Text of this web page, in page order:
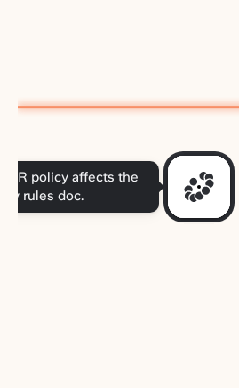
HR policy affects the
rules doc.